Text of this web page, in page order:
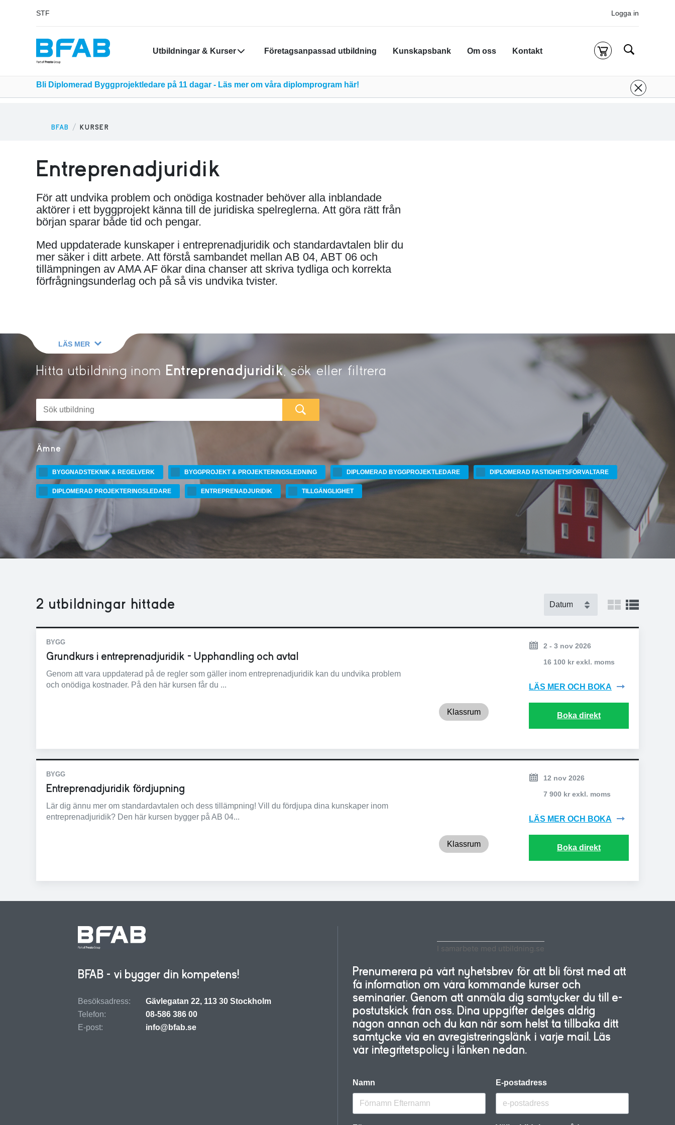
STF Logga in
Utbildningar & Kurser Företagsanpassad utbildning Kunskapsbank Om oss Kontakt Kassa
Sök
Bli Diplomerad Byggprojektledare på 11 dagar - Läs mer om våra diplomprogram här!
BFAB KURSER
Entreprenadjuridik
För att undvika problem och onödiga kostnader behöver alla inblandade
aktörer i ett byggprojekt känna till de juridiska spelreglerna. Att göra rätt från
början sparar både tid och pengar.
Med uppdaterade kunskaper i entreprenadjuridik och standardavtalen blir du
mer säker i ditt arbete. Att förstå sambandet mellan AB 04, ABT 06 och
tillämpningen av AMA AF ökar dina chanser att skriva tydliga och korrekta
förfrågningsunderlag och på så vis undvika tvister.
LÄS MER
Hitta utbildning inom Entreprenadjuridik, sök eller filtrera
efter
kurs
på
stf.se
SÖK
Ämne
BYGGNADSTEKNIK & REGELVERK BYGGPROJEKT & PROJEKTERINGSLEDNING DIPLOMERAD BYGGPROJEKTLEDARE DIPLOMERAD FASTIGHETSFÖRVALTARE
DIPLOMERAD PROJEKTERINGSLEDARE ENTREPRENADJURIDIK TILLGÄNGLIGHET
2 utbildningar hittade
BYGG
Grundkurs i entreprenadjuridik - Upphandling och avtal
Genom att vara uppdaterad på de regler som gäller inom entreprenadjuridik kan du undvika problem
och onödiga kostnader. På den här kursen får du ...
Klassrum
2 - 3 nov 2026
16 100 kr exkl. moms
LÄS MER OCH BOKA
Boka direkt
BYGG
Entreprenadjuridik fördjupning
Lär dig ännu mer om standardavtalen och dess tillämpning! Vill du fördjupa dina kunskaper inom
entreprenadjuridik? Den här kursen bygger på AB 04...
Klassrum
12 nov 2026
7 900 kr exkl. moms
LÄS MER OCH BOKA
Boka direkt
BFAB - vi bygger din kompetens!
Besöksadress:
Gävlegatan 22, 113 30 Stockholm
Telefon:
08-586 386 00
E-post:
info@bfab.se
I samarbete med utbildning.se
Prenumerera på vårt nyhetsbrev för att bli först med att
få information om våra kommande kurser och
seminarier. Genom att anmäla dig samtycker du till e-
postutskick från oss. Dina uppgifter delges aldrig
någon annan och du kan när som helst ta tillbaka ditt
samtycke via en avregistreringslänk i varje mail. Läs
vår integritetspolicy i länken nedan.
Namn E-postadress